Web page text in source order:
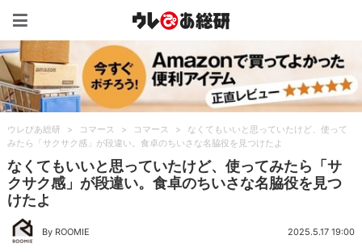
ウレぴあ総研 > コマース > コマース >
なくてもいいと思っていたけど、使って
みたら「サクサク感」が段違い。食卓のちいさな名脇役を見つけたよ
なくてもいいと思っていたけど、使ってみたら「サ
クサク感」が段違い。食卓のちいさな名脇役を見つ
けたよ
By ROOMIE 2025.5.17 19:00